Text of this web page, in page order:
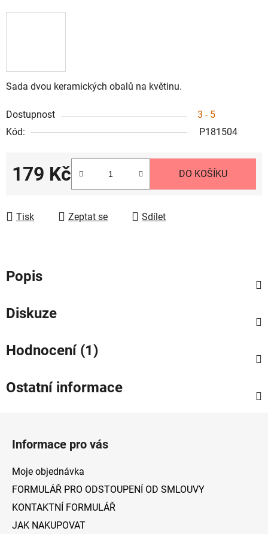
Sada dvou keramických obalů na květinu.
Dostupnost
3 - 5
Kód:
P181504
179 Kč DO KOŠÍKU
Tisk Zeptat se Sdílet
Popis
Diskuze
Hodnocení (1)
Ostatní informace
Informace pro vás
Moje objednávka
FORMULÁŘ PRO ODSTOUPENÍ OD SMLOUVY
KONTAKTNÍ FORMULÁŘ
JAK NAKUPOVAT